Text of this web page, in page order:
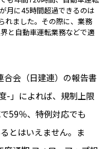
月に45時間超過できるのは
れました。その際に、業務
と自動車運転業務などで適
会（日建連）の報告書
-」によれば、規制上限
59％、特例対応でも
とはいえません。ま